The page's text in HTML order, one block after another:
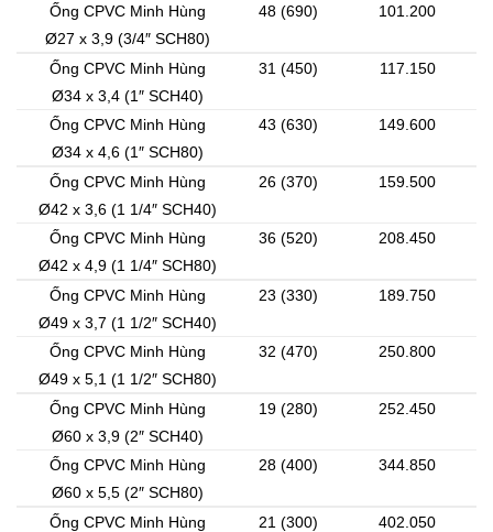
Ống CPVC Minh Hùng
Ø27 x 3,9 (3/4″ SCH80)
48 (690) 101.200
Ống CPVC Minh Hùng
Ø34 x 3,4 (1″ SCH40)
31 (450) 117.150
Ống CPVC Minh Hùng
Ø34 x 4,6 (1″ SCH80)
43 (630) 149.600
Ống CPVC Minh Hùng
Ø42 x 3,6 (1 1/4″ SCH40)
26 (370) 159.500
Ống CPVC Minh Hùng
Ø42 x 4,9 (1 1/4″ SCH80)
36 (520) 208.450
Ống CPVC Minh Hùng
Ø49 x 3,7 (1 1/2″ SCH40)
23 (330) 189.750
Ống CPVC Minh Hùng
Ø49 x 5,1 (1 1/2″ SCH80)
32 (470) 250.800
Ống CPVC Minh Hùng
Ø60 x 3,9 (2″ SCH40)
19 (280) 252.450
Ống CPVC Minh Hùng
Ø60 x 5,5 (2″ SCH80)
28 (400) 344.850
Ống CPVC Minh Hùng
21 (300) 402.050